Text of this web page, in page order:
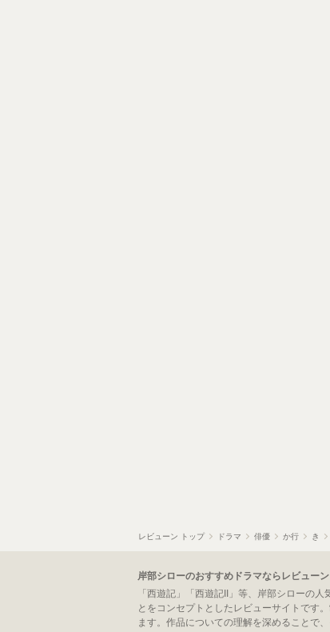
レビューン トップ ドラマ 俳優 か行 き
岸部シローのおすすめドラマならレビュー
「西遊記」「西遊記II」等、岸部シローの
とをコンセプトとしたレビューサイトです
ます。作品についての理解を深めることで